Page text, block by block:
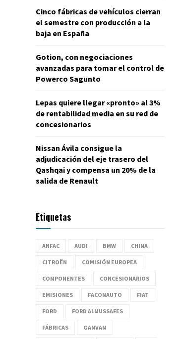
Cinco fábricas de vehículos cierran
el semestre con producción a la
baja en España
Gotion, con negociaciones
avanzadas para tomar el control de
Powerco Sagunto
Lepas quiere llegar «pronto» al 3%
de rentabilidad media en su red de
concesionarios
Nissan Ávila consigue la
adjudicación del eje trasero del
Qashqai y compensa un 20% de la
salida de Renault
Etiquetas
ANFAC AUDI BMW CHINA
CITROËN COMISIÓN EUROPEA
COMPONENTES CONCESIONARIOS
EMISIONES FACONAUTO FIAT
FORD FORD ALMUSSAFES
FÁBRICAS GANVAM